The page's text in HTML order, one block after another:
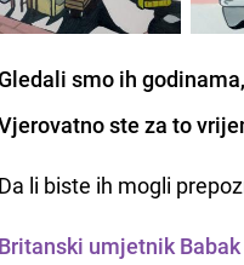
Gledali smo ih
ste za to
Da li biste ih mogli
Britanski umjetnik